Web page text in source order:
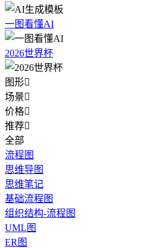
一图看懂AI
2026世界杯
图形
场景
价格
推荐
全部
流程图
思维导图
思维笔记
基础流程图
组织结构-流程图
UML图
ER图